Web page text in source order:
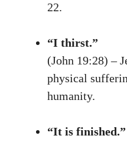
22.
“I thirst.”
(John 19:28) –
physical
humanity.
“It is finished.”